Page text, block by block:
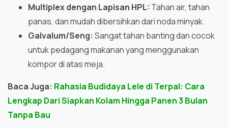
Multiplex dengan Lapisan HPL: Tahan air, tahan
panas, dan mudah dibersihkan dari noda minyak.
Galvalum/Seng: Sangat tahan banting dan cocok
untuk pedagang makanan yang menggunakan
kompor di atas meja.
Baca Juga: Rahasia Budidaya Lele di Terpal: Cara
Lengkap Dari Siapkan Kolam Hingga Panen 3 Bulan
Tanpa Bau